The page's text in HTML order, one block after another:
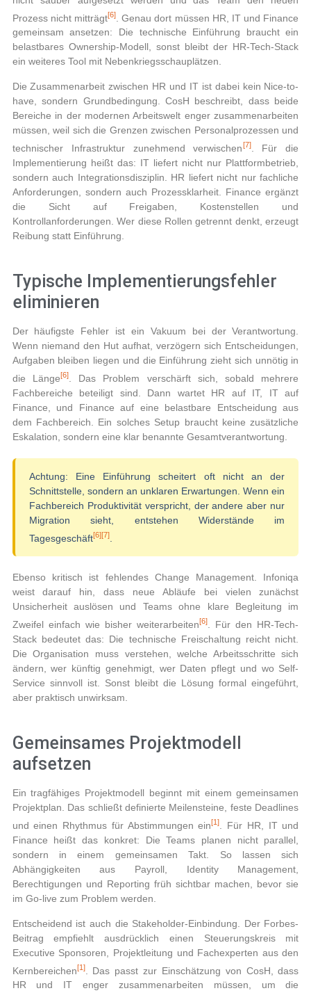
Prozess nicht mitträgt[6]. Genau dort müssen HR, IT und Finance
gemeinsam ansetzen: Die technische Einführung braucht ein
belastbares Ownership-Modell, sonst bleibt der HR-Tech-Stack
ein weiteres Tool mit Nebenkriegsschauplätzen.
Die Zusammenarbeit zwischen HR und IT ist dabei kein Nice-to-
have, sondern Grundbedingung. CosH beschreibt, dass beide
Bereiche in der modernen Arbeitswelt enger zusammenarbeiten
müssen, weil sich die Grenzen zwischen Personalprozessen und
technischer Infrastruktur zunehmend verwischen [7]. Für die
Implementierung heißt das: IT liefert nicht nur Plattformbetrieb,
sondern auch Integrationsdisziplin. HR liefert nicht nur fachliche
Anforderungen, sondern auch Prozessklarheit. Finance ergänzt
die Sicht auf Freigaben, Kostenstellen und
Kontrollanforderungen. Wer diese Rollen getrennt denkt, erzeugt
Reibung statt Einführung.
Typische Implementierungsfehler
eliminieren
Der häufigste Fehler ist ein Vakuum bei der Verantwortung.
Wenn niemand den Hut aufhat, verzögern sich Entscheidungen,
Aufgaben bleiben liegen und die Einführung zieht sich unnötig in
die Länge[6]. Das Problem verschärft sich, sobald mehrere
Fachbereiche beteiligt sind. Dann wartet HR auf IT, IT auf
Finance, und Finance auf eine belastbare Entscheidung aus
dem Fachbereich. Ein solches Setup braucht keine zusätzliche
Eskalation, sondern eine klar benannte Gesamtverantwortung.
Achtung: Eine Einführung scheitert oft nicht an der
Schnittstelle, sondern an unklaren Erwartungen. Wenn ein
Fachbereich Produktivität verspricht, der andere aber nur
Migration sieht, entstehen Widerstände im
Tagesgeschäft[6][7].
Ebenso kritisch ist fehlendes Change Management. Infoniqa
weist darauf hin, dass neue Abläufe bei vielen zunächst
Unsicherheit auslösen und Teams ohne klare Begleitung im
Zweifel einfach wie bisher weiterarbeiten[6]
. Für den HR-Tech-
Stack bedeutet das: Die technische Freischaltung reicht nicht.
Die Organisation muss verstehen, welche Arbeitsschritte sich
ändern, wer künftig genehmigt, wer Daten pflegt und wo Self-
Service sinnvoll ist. Sonst bleibt die Lösung formal eingeführt,
aber praktisch unwirksam.
Gemeinsames Projektmodell
aufsetzen
Ein tragfähiges Projektmodell beginnt mit einem gemeinsamen
Projektplan. Das schließt definierte Meilensteine, feste Deadlines
und einen Rhythmus für Abstimmungen ein[1]
. Für HR, IT und
Finance heißt das konkret: Die Teams planen nicht parallel,
sondern in einem gemeinsamen Takt. So lassen sich
Abhängigkeiten aus Payroll, Identity Management,
Berechtigungen und Reporting früh sichtbar machen, bevor sie
im Go-live zum Problem werden.
Entscheidend ist auch die Stakeholder-Einbindung. Der Forbes-
Beitrag empfiehlt ausdrücklich einen Steuerungskreis mit
Executive Sponsoren, Projektleitung und Fachexperten aus den
Kernbereichen[1]. Das passt zur Einschätzung von CosH, dass
HR und IT enger zusammenarbeiten müssen, um die